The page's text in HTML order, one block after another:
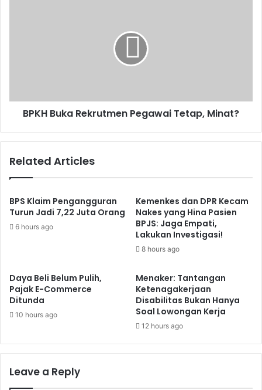
BPKH Buka Rekrutmen Pegawai Tetap, Minat?
Related Articles
BPS Klaim Pengangguran
Turun Jadi 7,22 Juta Orang
6 hours ago
Kemenkes dan DPR Kecam
Nakes yang Hina Pasien
BPJS: Jaga Empati,
Lakukan Investigasi!
8 hours ago
Daya Beli Belum Pulih,
Pajak E-Commerce
Ditunda
10 hours ago
Menaker: Tantangan
Ketenagakerjaan
Disabilitas Bukan Hanya
Soal Lowongan Kerja
12 hours ago
Leave a Reply